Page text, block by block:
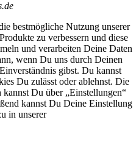
bestmögliche Nutzung unserer
zu verbessern und diese
und verarbeiten Deine Daten
wenn Du uns durch Deinen
gibst. Du kannst
Du zulässt oder ablehnst. Die
Du über „Einstellungen“
kannst Du Deine Einstellung
in unserer